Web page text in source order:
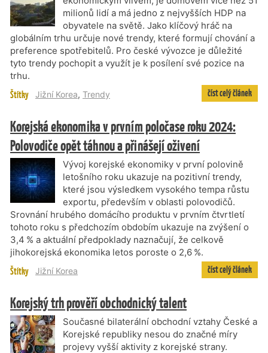
milionů lidí a má jedno z nejvyšších HDP na
obyvatele na světě. Jako klíčový hráč na
globálním trhu určuje nové trendy, které formují chování a
preference spotřebitelů. Pro české vývozce je důležité
tyto trendy pochopit a využít je k posílení své pozice na
trhu.
Štítky Jižní Korea, Trendy číst celý článek
Korejská ekonomika v prvním poločase roku 2024:
Polovodiče opět táhnou a přinášejí oživení
Vývoj korejské ekonomiky v první polovině
letošního roku ukazuje na pozitivní trendy,
které jsou výsledkem vysokého tempa růstu
exportu, především v oblasti polovodičů.
Srovnání hrubého domácího produktu v prvním čtvrtletí
tohoto roku s předchozím obdobím ukazuje na zvýšení o
3,4 % a aktuální předpoklady naznačují, že celkově
jihokorejská ekonomika letos poroste o 2,6 %.
Štítky Jižní Korea číst celý článek
Korejský trh prověří obchodnický talent
Současné bilaterální obchodní vztahy České a
Korejské republiky nesou do značné míry
projevy vyšší aktivity z korejské strany.